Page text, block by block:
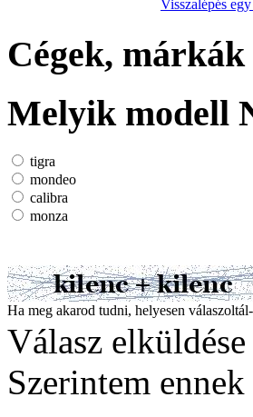
Visszalépés
Cégek, márkák
Melyik modell
tigra
mondeo
calibra
monza
Ha meg akarod tudni, helyesen
Válasz elküldése
Szerintem